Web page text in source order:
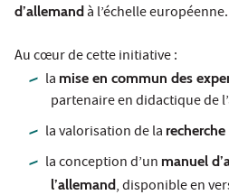
d’allemand à l’échelle européenne.
Au cœur de cette initiative :
la mise en commun des
partenaire en didactique de
la valorisation de la
la conception d’un manuel
l’allemand, disponible en